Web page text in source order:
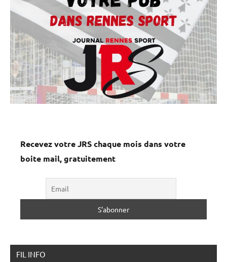
Recevez votre JRS chaque mois dans votre
boite mail, gratuitement
FIL INFO